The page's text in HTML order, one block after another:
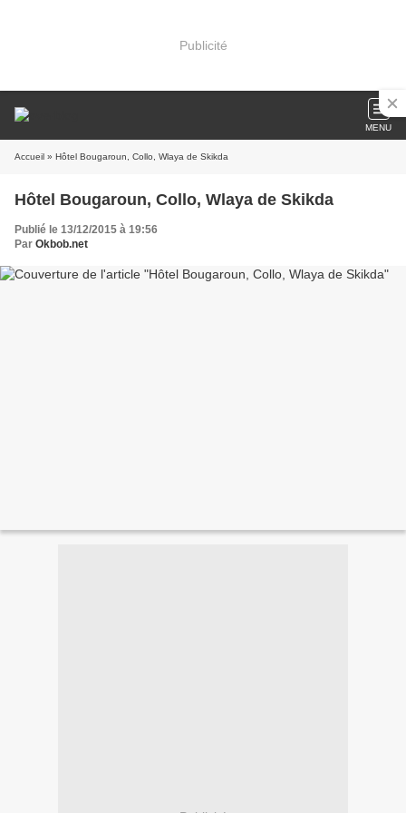
Publicité
MENU
Accueil » Hôtel Bougaroun, Collo, Wlaya de Skikda
Hôtel Bougaroun, Collo, Wlaya de Skikda
Publié le 13/12/2015 à 19:56
Par Okbob.net